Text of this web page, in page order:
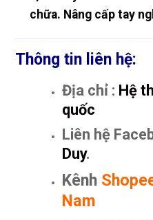
chữa. Nâng cấp tay
Thông tin liên hệ:
Địa chỉ : Hệ
quốc
Liên hệ
Duy.
Kênh
Nam